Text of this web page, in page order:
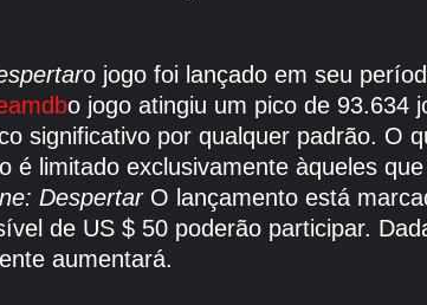
o jogo foi lançado em seu
o jogo atingiu um pico de 93.634
significativo por qualquer padrão. O
limitado exclusivamente àqueles
Despertar O lançamento está
de US $ 50 poderão participar.
aumentará.